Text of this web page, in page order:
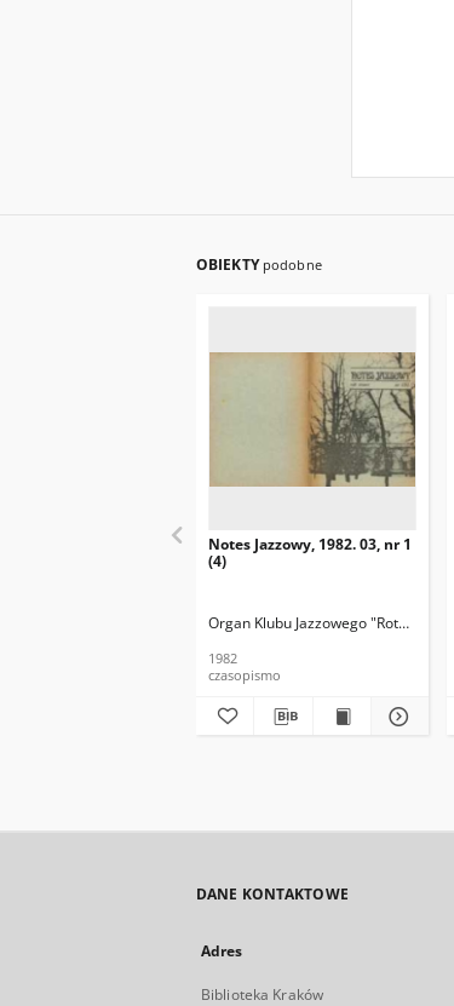
OBIEKTY podobne
Notes Jazzowy, 1982. 03, nr 1
(4)
Organ Klubu Jazzowego "Rotunda"
1982
czasopismo
DANE KONTAKTOWE
Adres
Biblioteka Kraków